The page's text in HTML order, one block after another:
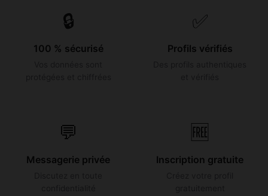
🔒
100 % sécurisé
✅
Profils vérifiés
💬
Messagerie privée
🆓
Inscription gratuite